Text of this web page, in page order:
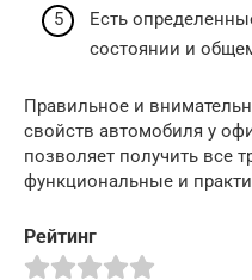
Есть
состоянии и
Правильное и
свойств автомобиля у
позволяет получить все
функциональные и
Рейтинг